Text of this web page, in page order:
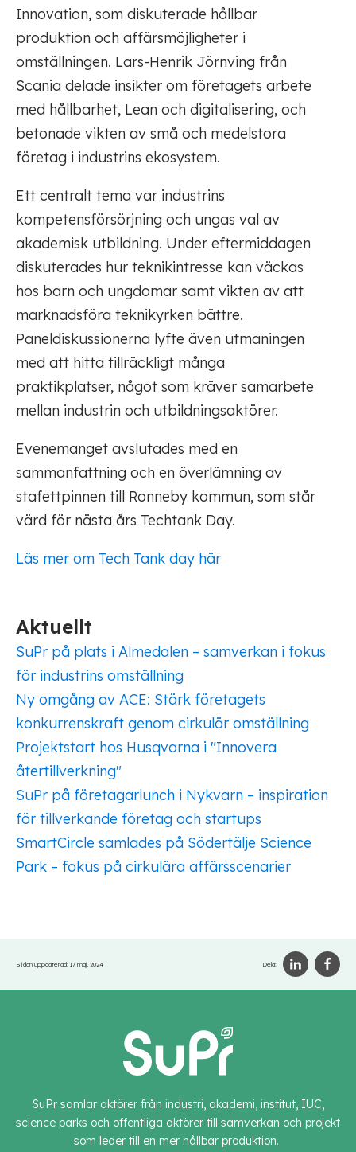
Innovation, som diskuterade hållbar
produktion och affärsmöjligheter i
omställningen. Lars-Henrik Jörnving från
Scania delade insikter om företagets arbete
med hållbarhet, Lean och digitalisering, och
betonade vikten av små och medelstora
företag i industrins ekosystem.
Ett centralt tema var industrins
kompetensförsörjning och ungas val av
akademisk utbildning. Under eftermiddagen
diskuterades hur teknikintresse kan väckas
hos barn och ungdomar samt vikten av att
marknadsföra teknikyrken bättre.
Paneldiskussionerna lyfte även utmaningen
med att hitta tillräckligt många
praktikplatser, något som kräver samarbete
mellan industrin och utbildningsaktörer.
Evenemanget avslutades med en
sammanfattning och en överlämning av
stafettpinnen till Ronneby kommun, som står
värd för nästa års Techtank Day.
Läs mer om Tech Tank day här
Aktuellt
SuPr på plats i Almedalen – samverkan i fokus
för industrins omställning
Ny omgång av ACE: Stärk företagets
konkurrenskraft genom cirkulär omställning
Projektstart hos Husqvarna i "Innovera
återtillverkning"
SuPr på företagarlunch i Nykvarn – inspiration
för tillverkande företag och startups
SmartCircle samlades på Södertälje Science
Park – fokus på cirkulära affärsscenarier
Sidan uppdaterad: 17 maj, 2024 Dela:
SuPr samlar aktörer från industri, akademi, institut, IUC,
science parks och offentliga aktörer till samverkan och projekt
som leder till en mer hållbar produktion.